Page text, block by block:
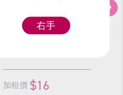
加租價 $16
右手